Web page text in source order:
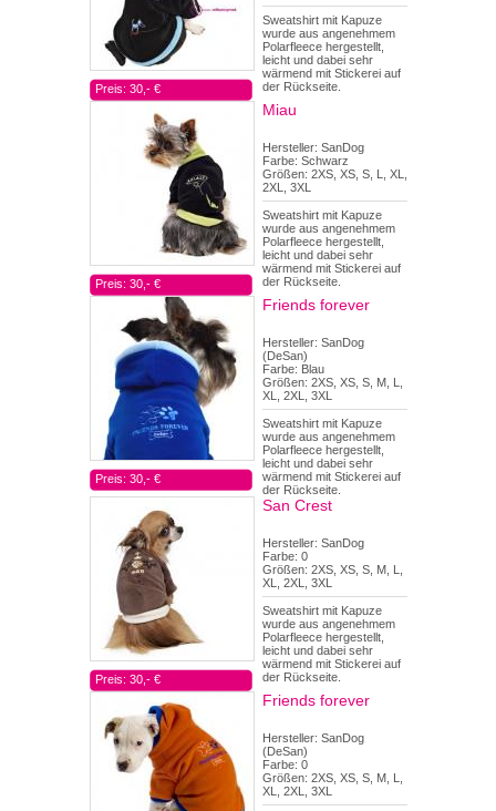
Sweatshirt mit Kapuze
wurde aus angenehmem
Polarfleece hergestellt,
leicht und dabei sehr
wärmend mit Stickerei auf
der Rückseite.
Preis: 30,- €
Miau
Hersteller: SanDog
Farbe: Schwarz
Größen: 2XS, XS, S, L, XL,
2XL, 3XL
Sweatshirt mit Kapuze
wurde aus angenehmem
Polarfleece hergestellt,
leicht und dabei sehr
wärmend mit Stickerei auf
der Rückseite.
Preis: 30,- €
Friends forever
Hersteller: SanDog
(DeSan)
Farbe: Blau
Größen: 2XS, XS, S, M, L,
XL, 2XL, 3XL
Sweatshirt mit Kapuze
wurde aus angenehmem
Polarfleece hergestellt,
leicht und dabei sehr
wärmend mit Stickerei auf
der Rückseite.
Preis: 30,- €
San Crest
Hersteller: SanDog
Farbe: 0
Größen: 2XS, XS, S, M, L,
XL, 2XL, 3XL
Sweatshirt mit Kapuze
wurde aus angenehmem
Polarfleece hergestellt,
leicht und dabei sehr
wärmend mit Stickerei auf
der Rückseite.
Preis: 30,- €
Friends forever
Hersteller: SanDog
(DeSan)
Farbe: 0
Größen: 2XS, XS, S, M, L,
XL, 2XL, 3XL